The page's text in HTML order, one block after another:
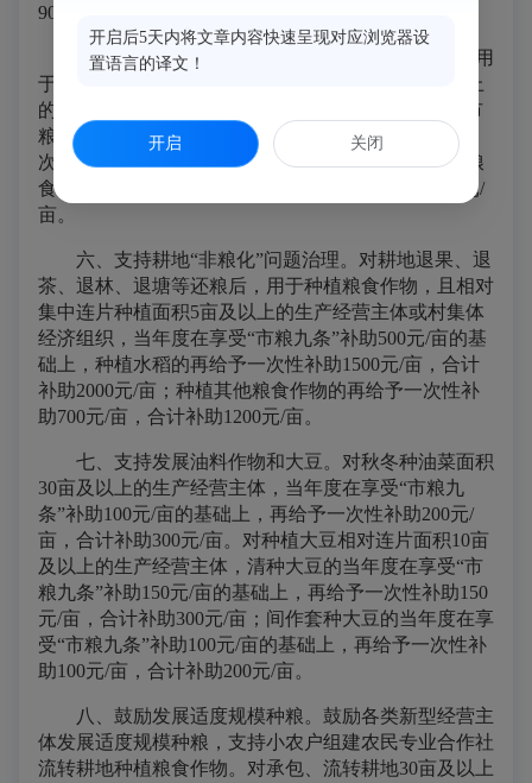
900元/亩。
五、鼓励撂荒耕地复耕种粮。
对撂荒耕地复耕后用
于种植粮食作物
及以上
的生产经营主体或村集体经济组织，当年度在享受“市
粮九条”补助200元/亩的基础上，种植水稻的再给予一
次性补助1000元/亩，合计补助1200元/亩；种植其他粮
食作物的再给予一次性补助500元/亩，合计补助700元/
亩。
六、支持耕地“非粮化”问题治理。 对耕地退果
退
茶
退林 、退塘等还粮后 ，用于种植粮食作物 ，且 相对
集中连片种植面积5亩及以上的生产经营主体或村集体
经济组织，当年度在享受“市粮九条”补助500元/亩的基
础上，种植水稻的再给予一次性补助1500元/亩，合计
补助2000元/亩；种植其他粮食作物的再给予一次性补
助700元/亩，合计补助1200元/亩。
七、支持发展油料作物和大豆。 对秋冬种油菜面积
30亩及以上的生产经营主体，当年度在享受“市粮九
条”补助100元/亩的基础上，再给予一次性补助200元/
亩，合计补助300元/亩。对种植大豆相对连片面积10亩
及以上的生产经营主体，清种大豆的当年度在享受“市
粮九条”补助150元/亩的基础上，再给予一次性补助150
元/亩，合计补助300元/亩；间作套种大豆的当年度在享
受“市粮九条”补助100元/亩的基础上，再给予一次性补
助100元/亩，合计补助200元/亩。
八、鼓励发展适度规模种粮。 鼓励各类新型经营主
体发展适度规模种粮，支持小农户组建农民专业合作社
流转耕地种植粮食作物。对承包、流转耕地30亩及以上
开启后5天内将文章内容快速呈现对应浏览器设
置语言的译文！
开启 关闭